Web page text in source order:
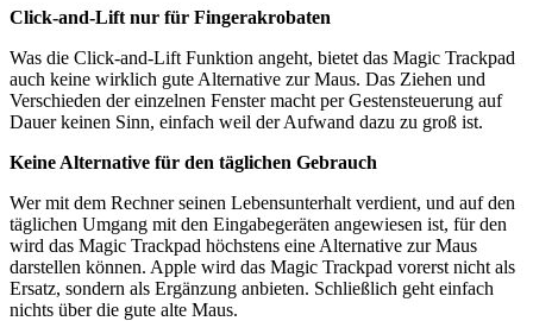
Click-and-Lift nur für Fingerakrobaten
Was die Click-and-Lift Funktion angeht, bietet das Magic Trackpad
auch keine wirklich gute Alternative zur Maus. Das Ziehen und
Verschieden der einzelnen Fenster macht per Gestensteuerung auf
Dauer keinen Sinn, einfach weil der Aufwand dazu zu groß ist.
Keine Alternative für den täglichen Gebrauch
Wer mit dem Rechner seinen Lebensunterhalt verdient, und auf den
täglichen Umgang mit den Eingabegeräten angewiesen ist, für den
wird das Magic Trackpad höchstens eine Alternative zur Maus
darstellen können. Apple wird das Magic Trackpad vorerst nicht als
Ersatz, sondern als Ergänzung anbieten. Schließlich geht einfach
nichts über die gute alte Maus.